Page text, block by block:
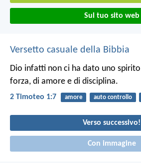
Sul tuo sito web
Versetto casuale della Bibbia
Dio infatti non ci ha dato uno
forza, di amore e di disciplina.
2 Timoteo 1:7 amore auto controllo
Verso successivo!
Con immagine